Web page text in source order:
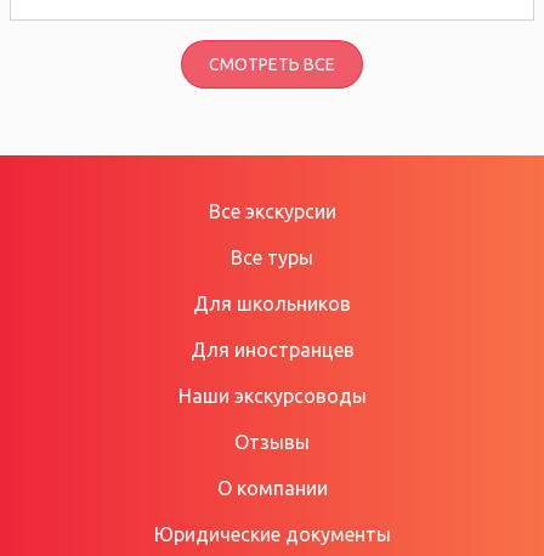
СМОТРЕТЬ ВСЕ
Все экскурсии
Все туры
Для школьников
Для иностранцев
Наши экскурсоводы
Отзывы
О компании
Юридические документы